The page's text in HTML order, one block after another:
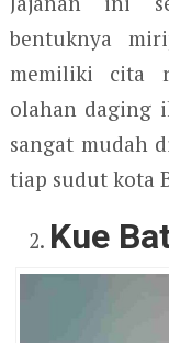
bentuknya
memiliki cita
olahan daging
sangat mudah
tiap sudut kota
Kue